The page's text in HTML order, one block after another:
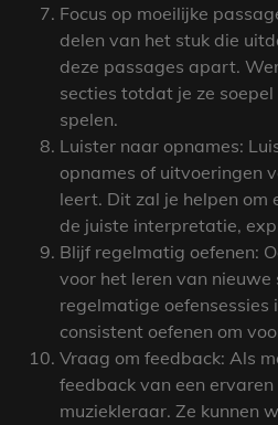
Focus op moeilijke
delen van het stuk die
deze passages apart.
secties totdat je ze
spelen.
Luister naar opnames:
opnames of uitvoeringen
leert. Dit zal je helpen om
de juiste interpretatie,
Blijf regelmatig oefenen:
voor het leren van nieuwe
regelmatige oefensessies
consistent oefenen om
Vraag om feedback: Als
feedback van een
muziekleraar. Ze kunnen